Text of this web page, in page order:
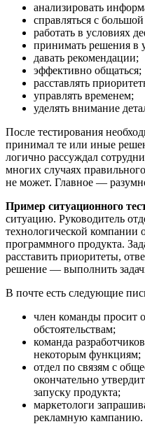
анализировать
справляться с
работать в условиях
принимать решения в
давать рекомендации;
эффективно общаться;
расставлять
управлять временем;
уделять внимание
После тестирования
принимал те или иные
логично рассуждал
многих случаях
не может. Главное —
Пример ситуационного
ситуацию. Руководитель
технологической компании
программного продукта.
расставить приоритеты,
решение — выполнить
В почте есть следующие
член команды просит
обстоятельствам;
команда
некоторым функциям;
отдел по связям с
окончательно
запуску продукта;
маркетологи
рекламную кампанию.